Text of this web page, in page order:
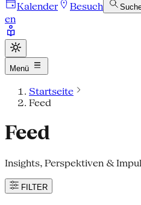
Kalender Besuch
en
Menü
Startseite
Feed
Feed
Insights, Perspektiven &
FILTER